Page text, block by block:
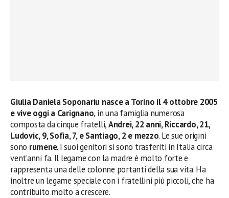
Giulia Daniela Soponariu nasce a Torino il 4 ottobre 2005
e vive oggi a Carignano, in una famiglia numerosa
composta da cinque fratelli,Andrei, 22 anni, Riccardo, 21,
Ludovic, 9, Sofia, 7, e Santiago, 2 e mezzo. Le sue origini
sono rumene. I suoi genitori si sono trasferiti in Italia circa
vent’anni fa. Il legame con la madre è molto forte e
rappresenta una delle colonne portanti della sua vita. Ha
inoltre un legame speciale con i fratellini più piccoli, che ha
contribuito molto a crescere.